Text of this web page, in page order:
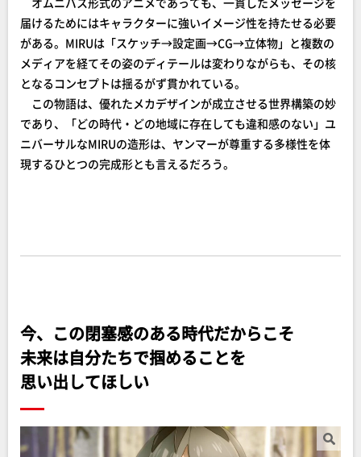
届けるためにはキャラクターに強いイメージ性を持たせる必要
がある。MIRUは「スケッチ→設定画→CG→立体物」と複数の
メディアを経てその姿のディテールは変わりながらも、その核
となるコンセプトは揺るがず貫かれている。
この物語は、優れたメカデザインが成立させる世界構築の妙
であり、「どの時代・どの地域に存在しても違和感のない」ユ
ニバーサルなMIRUの造形は、ヤンマーが尊重する多様性を体
現するひとつの完成形とも言えるだろう。
今、この閉塞感のある時代だからこそ
未来は自分たちで掴めることを
思い出してほしい